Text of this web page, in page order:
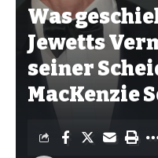
Was
Jewetts
seiner
MacKenzie